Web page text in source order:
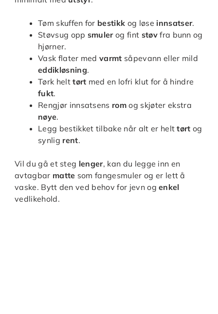
Tøm skuffen for bestikk og løse innsatser.
Støvsug opp smulerog fint støvfra bunn og
hjørner.
Vask flater medvarmt såpevann eller mild
eddikløsning.
Tørk helttørt med en lofri klut for å hindre
fukt.
Rengjør innsatsens rom og skjøter ekstra
nøye.
Legg bestikket tilbake når alt er helttørt og
synlig rent.
Vil du gå et steg lenger, kan du legge inn en
avtagbar matte som fangesmuler og er lett å
vaske. Bytt den ved behov for jevn ogenkel
vedlikehold.